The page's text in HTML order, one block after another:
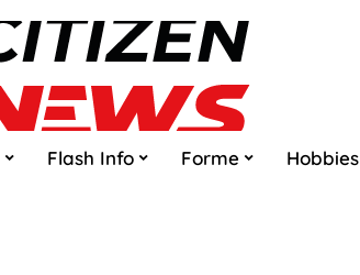
Flash Info Forme Hobbies